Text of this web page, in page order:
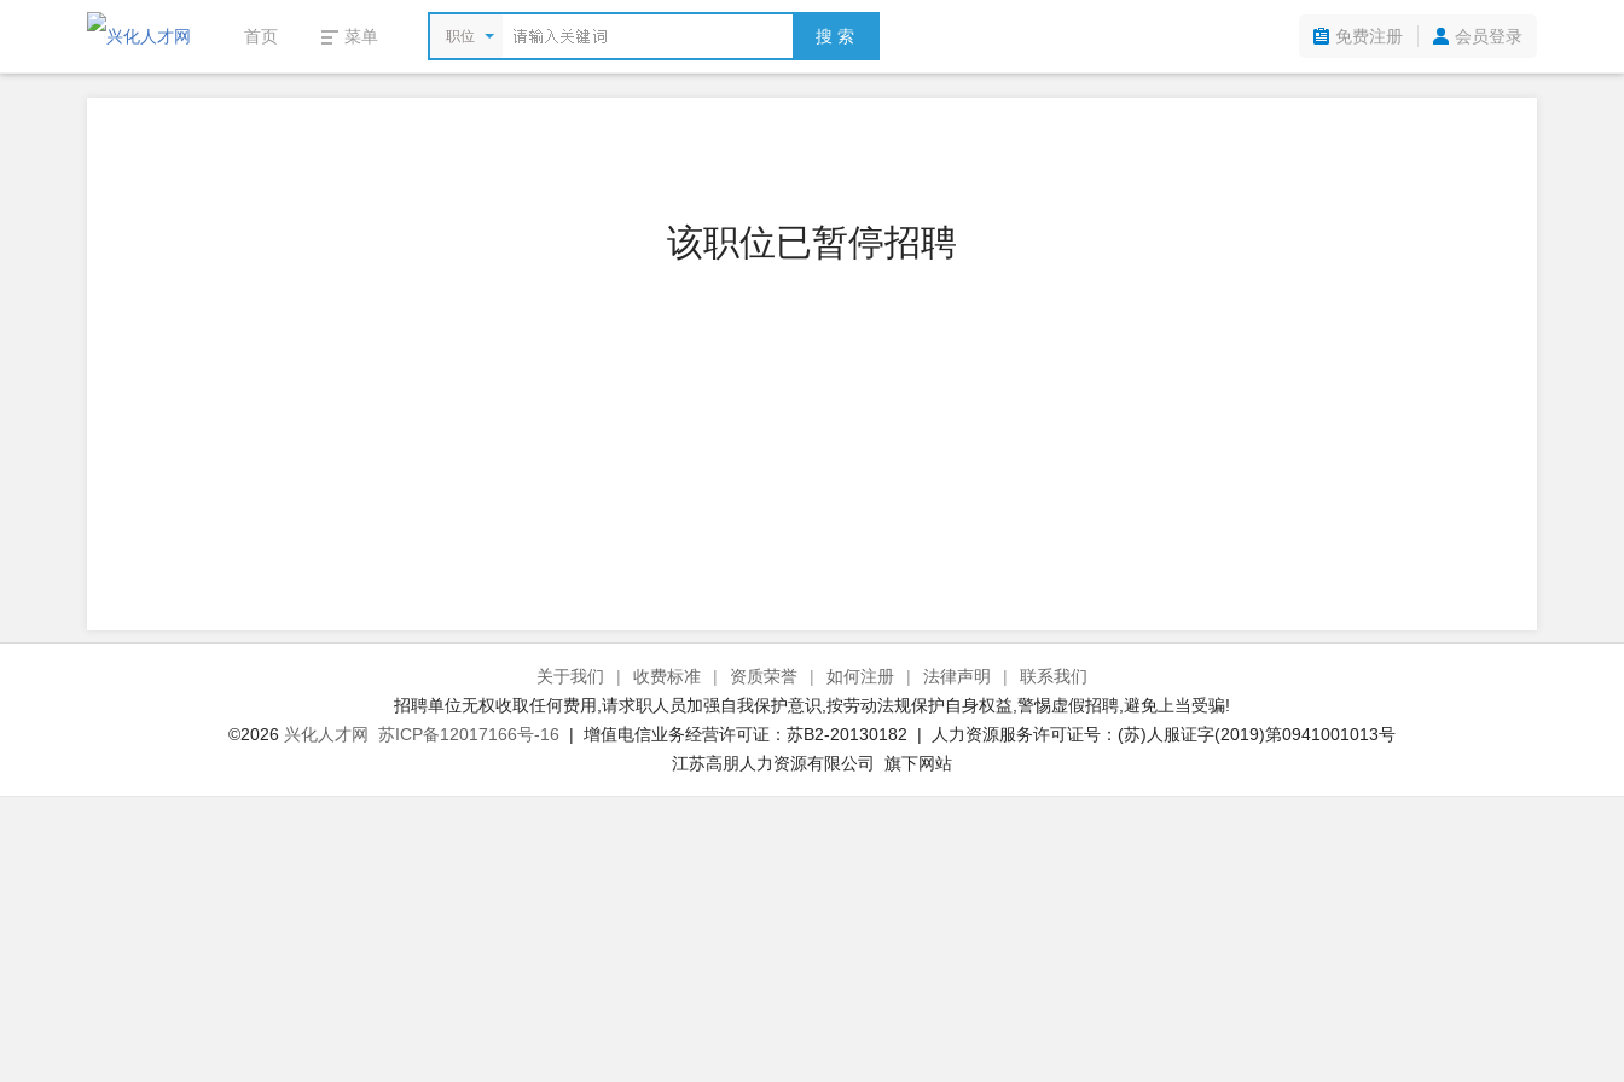
首页 菜单 职位 搜 索 免费注册 会员登录
该职位已暂停招聘
关于我们 | 收费标准 | 资质荣誉 | 如何注册 | 法律声明 |
联系我们
招聘单位无权收取任何费用,请求职人员加强自我保护意识,按劳动法规保护自身权益,警惕虚假招聘,避免上当受骗!
©2026 兴化人才网 苏ICP备12017166号-16 | 增值电信业务经营许可证：苏B2-20130182 | 人力资源服务许可证号：(苏)人服证字(2019)第0941001013号
江苏高朋人力资源有限公司 旗下网站